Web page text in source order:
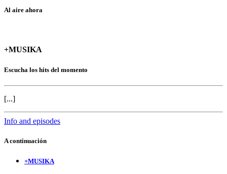
Al aire ahora
+MUSIKA
Escucha los hits del momento
[...]
Info and episodes
A continuación
+MUSIKA